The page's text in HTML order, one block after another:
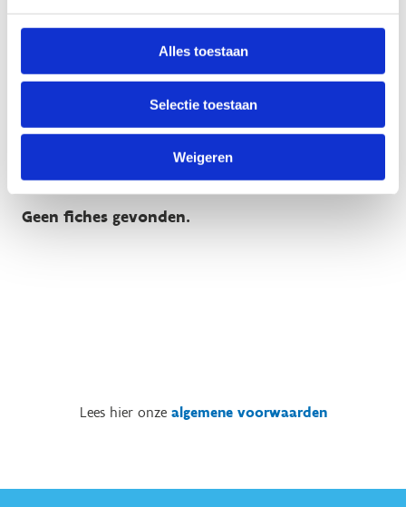
Alles toestaan
Selectie toestaan
Weigeren
kinderen en jongeren je passie? Stel je dan zeker
kandidaat als lesgever.
Zij vonden het super!
Geen fiches gevonden.
Lees hier onze algemene voorwaarden